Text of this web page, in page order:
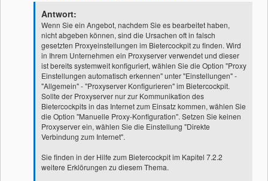
Antwort:
Wenn Sie ein Angebot, nachdem Sie es bearbeitet haben,
nicht abgeben können, sind die Ursachen oft in falsch
gesetzten Proxyeinstellungen im Bietercockpit zu finden. Wird
in Ihrem Unternehmen ein Proxyserver verwendet und dieser
ist bereits systemweit konfiguriert, wählen Sie die Option "Proxy
Einstellungen automatisch erkennen" unter "Einstellungen" -
"Allgemein" - "Proxyserver Konfigurieren" im Bietercockpit.
Sollte der Proxyserver nur zur Kommunikation des
Bietercockpits in das Internet zum Einsatz kommen, wählen Sie
die Option "Manuelle Proxy-Konfiguration". Setzen Sie keinen
Proxyserver ein, wählen Sie die Einstellung "Direkte
Verbindung zum Internet".
Sie finden in der Hilfe zum Bietercockpit im Kapitel 7.2.2
weitere Erklörungen zu diesem Thema.